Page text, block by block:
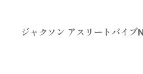
ジャクソン アスリートバイブ